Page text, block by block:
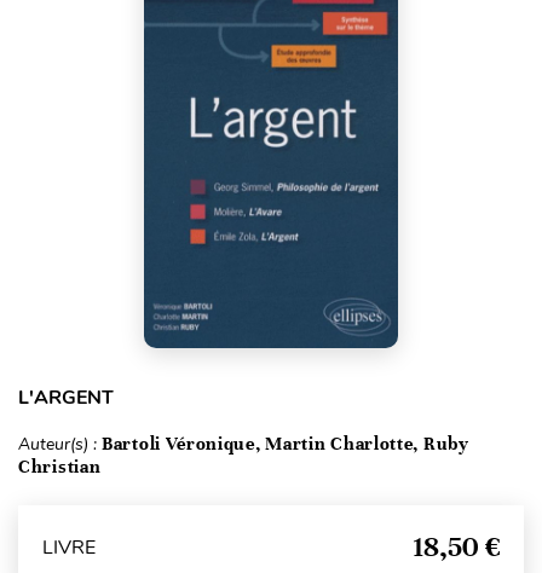
L'ARGENT
Auteur(s) : Bartoli Véronique, Martin Charlotte, Ruby
Christian
LIVRE 18,50 €